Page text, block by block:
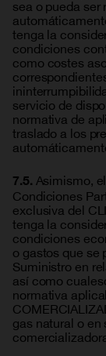
sea o pueda
tenga la
condiciones
como costes
servicio de
normativa de
traslado a los
7.5. Asimismo,
Condiciones
exclusiva del
tenga la
condiciones
o gastos que se
Suministro en
así como
normativa
gas natural o